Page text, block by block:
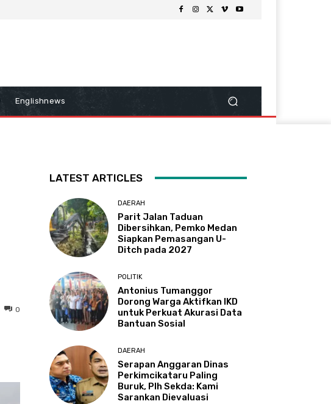
Englishnews
0
LATEST ARTICLES
DAERAH
Parit Jalan Taduan
Dibersihkan, Pemko Medan
Siapkan Pemasangan U-
Ditch pada 2027
POLITIK
Antonius Tumanggor
Dorong Warga Aktifkan IKD
untuk Perkuat Akurasi Data
Bantuan Sosial
DAERAH
Serapan Anggaran Dinas
Perkimcikataru Paling
Buruk, Plh Sekda: Kami
Sarankan Dievaluasi